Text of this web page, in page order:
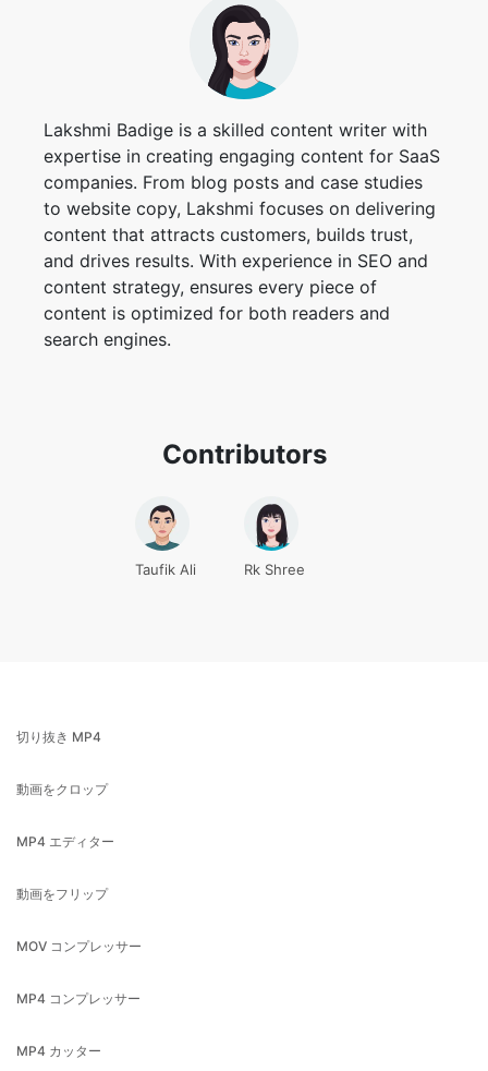
Lakshmi Badige is a skilled content writer with
expertise in creating engaging content for SaaS
companies. From blog posts and case studies
to website copy, Lakshmi focuses on delivering
content that attracts customers, builds trust,
and drives results. With experience in SEO and
content strategy, ensures every piece of
content is optimized for both readers and
search engines.
Taufik Ali Rk Shree
動画をクロップ
MP4 エディター
動画をフリップ
MOV コンプレッサー
MP4 コンプレッサー
MP4 カッター
動画エディター